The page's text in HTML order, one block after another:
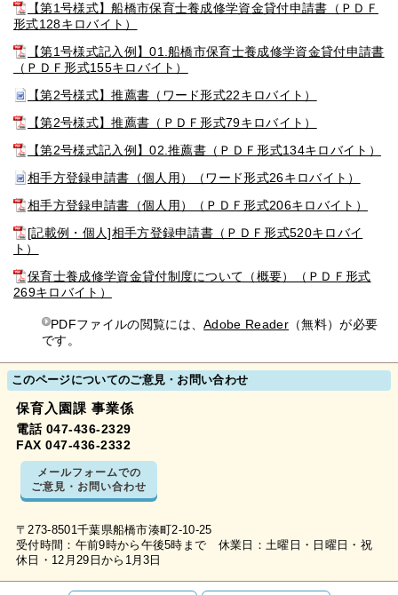
【第1号様式】船橋市保育士養成修学資金貸付申請書（ＰＤＦ
形式128キロバイト）
【第1号様式記入例】01.船橋市保育士養成修学資金貸付申請書
（ＰＤＦ形式155キロバイト）
【第2号様式】推薦書（ワード形式22キロバイト）
【第2号様式】推薦書（ＰＤＦ形式79キロバイト）
【第2号様式記入例】02.推薦書（ＰＤＦ形式134キロバイト）
相手方登録申請書（個人用）（ワード形式26キロバイト）
相手方登録申請書（個人用）（ＰＤＦ形式206キロバイト）
[記載例・個人]相手方登録申請書（ＰＤＦ形式520キロバイ
ト）
保育士養成修学資金貸付制度について（概要）（ＰＤＦ形式
269キロバイト）
PDFファイルの閲覧には、Adobe Reader （無料）が必要
です。
このページについてのご意見・お問い合わせ
保育入園課 事業係
電話 047-436-2329
FAX 047-436-2332
メールフォームでの
ご意見・お問い合わせ
〒273-8501千葉県船橋市湊町2-10-25
受付時間：午前9時から午後5時まで 休業日：土曜日・日曜日・祝
休日・12月29日から1月3日